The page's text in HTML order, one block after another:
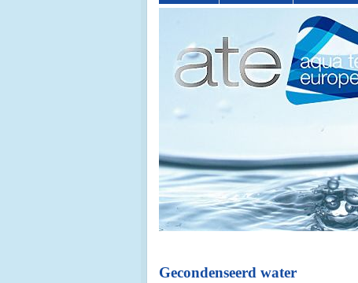
Gecondenseerd water